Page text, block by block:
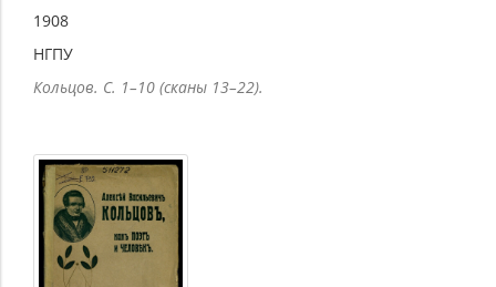
1908
НГПУ
Кольцов. С. 1–10 (сканы 13–22).